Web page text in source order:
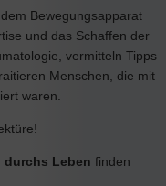
Bewegungsapparat
und das Schaffen der
vermitteln Tipps
Menschen, die mit
waren.
durchs Leben finden